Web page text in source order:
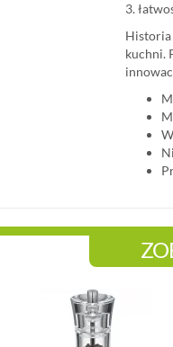
3.
Historia
kuchni.